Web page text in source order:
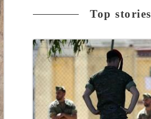
Top stories